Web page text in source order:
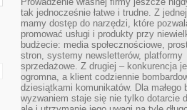
tak jednocześnie łatwe i trudne. Z
mamy dostęp do narzędzi, które
promować usługi i produkty przy
budżecie: media społecznościowe,
stron, systemy newsletterów, platformy
sprzedażowe. Z drugiej – konkurencja
ogromna, a klient codziennie
dziesiątkami komunikatów. Dla małego
wyzwaniem staje się nie tylko dotarcie